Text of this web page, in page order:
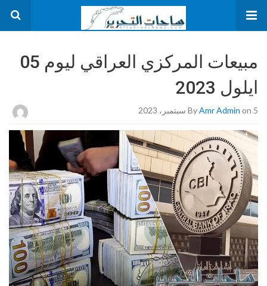
مبيعات المركزي العراقي ليوم 05
ايلول 2023
ByAmr Admin on 5 سبتمبر، 2023